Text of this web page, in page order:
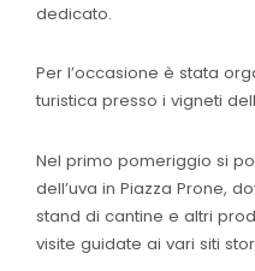
dedicato.
Per l’occasione è stata
turistica presso i vigneti
Nel primo pomeriggio si
dell’uva in Piazza Prone,
stand di cantine e altri
visite guidate ai vari siti